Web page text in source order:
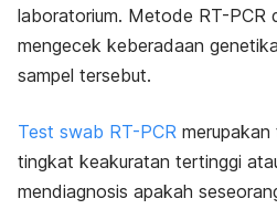
laboratorium. Metode RT-PCR
mengecek keberadaan
sampel tersebut.
Test swab RT-PCR
tingkat keakuratan tertinggi
mendiagnosis apakah